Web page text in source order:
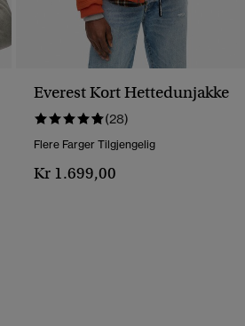
Everest Kort Hettedunjakke
(28)
Flere Farger Tilgjengelig
Kr 1.699,00